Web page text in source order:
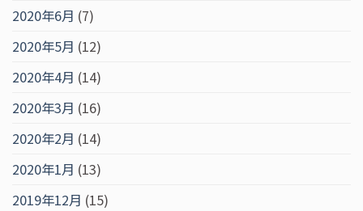
2020年6月 (7)
2020年5月 (12)
2020年4月 (14)
2020年3月 (16)
2020年2月 (14)
2020年1月 (13)
2019年12月 (15)